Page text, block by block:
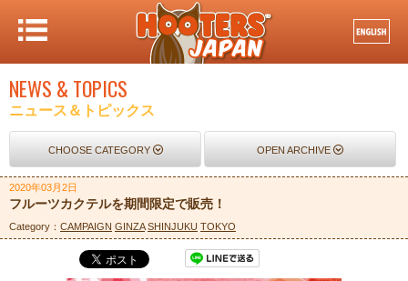
NEWS & TOPICS
ニュース＆トピックス
CHOOSE CATEGORY OPEN ARCHIVE
2020年03月2日
フルーツカクテルを期間限定で販売！
Category： CAMPAIGN GINZA SHINJUKU TOKYO